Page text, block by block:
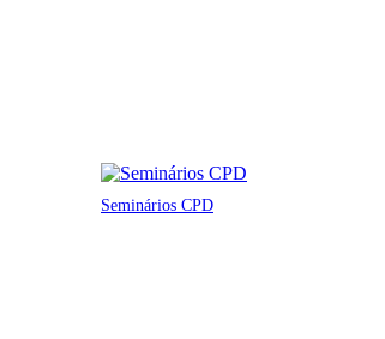
Seminários CPD